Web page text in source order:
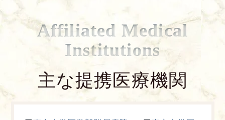
Affiliated Medical
Institutions
主な提携医療機関